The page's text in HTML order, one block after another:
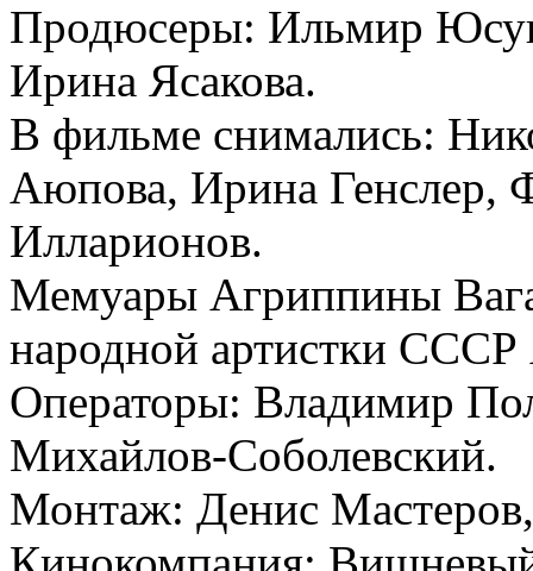
Продюсеры: Ильмир
Ирина Ясакова.
В фильме снимались:
Аюпова, Ирина Генслер,
Илларионов.
Мемуары Агриппины
народной артистки
Операторы: Владимир
Михайлов-Соболевский.
Монтаж: Денис